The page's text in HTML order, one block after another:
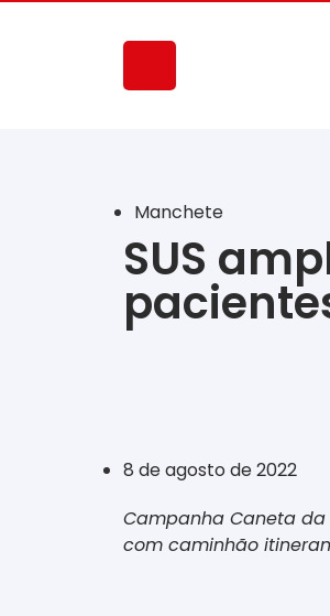
Manchete
SUS
8 de agosto de 2022
Campanha Caneta
com caminhão